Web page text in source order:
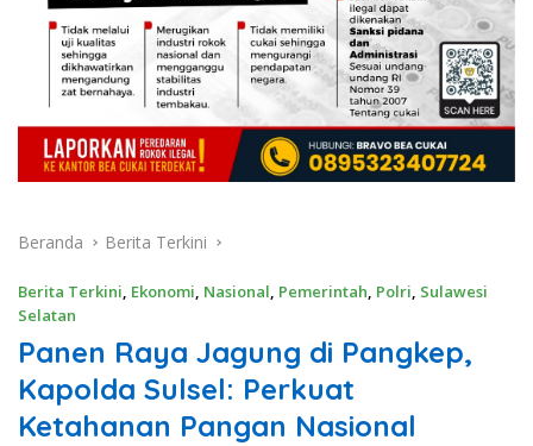
Beranda Berita Terkini
Berita Terkini, Ekonomi, Nasional, Pemerintah, Polri, Sulawesi
Selatan
Panen Raya Jagung di Pangkep,
Kapolda Sulsel: Perkuat
Ketahanan Pangan Nasional